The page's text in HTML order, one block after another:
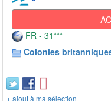
FR - 31***
Colonies
+ ajout à ma sélection